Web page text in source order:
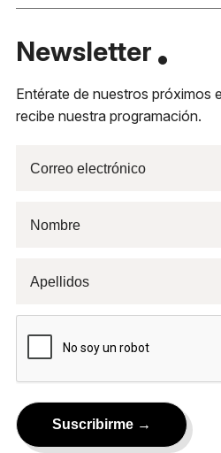
Newsletter
Entérate de nuestros próximos
recibe nuestra programación.